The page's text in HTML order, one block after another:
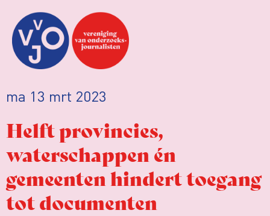
ma 13 mrt 2023
Helft provincies,
waterschappen én
gemeenten hindert toegang
tot documenten